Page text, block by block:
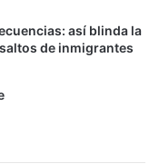
así blinda la
de inmigrantes